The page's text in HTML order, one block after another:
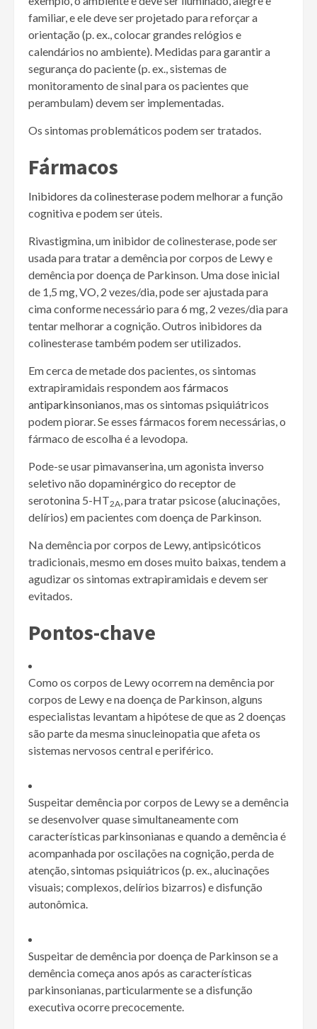
familiar, e ele deve ser projetado para reforçar a
orientação (p. ex., colocar grandes relógios e
calendários no ambiente). Medidas para garantir a
segurança do paciente (p. ex., sistemas de
monitoramento de sinal para os pacientes que
perambulam) devem ser implementadas.
Os sintomas problemáticos podem ser tratados.
Fármacos
Inibidores da colinesterasepodem melhorar a função
cognitiva e podem ser úteis.
Rivastigmina, um inibidor de colinesterase, pode ser
usada para tratar a demência por corpos de Lewy e
demência por doença de Parkinson. Uma dose inicial
de 1,5 mg, VO, 2 vezes/dia, pode ser ajustada para
cima conforme necessário para 6 mg, 2 vezes/dia para
tentar melhorar a cognição. Outros inibidores da
colinesterase também podem ser utilizados.
Em cerca de metade dos pacientes, os sintomas
extrapiramidais respondem aos fármacos
antiparkinsonianos , mas os sintomas psiquiátricos
podem piorar. Se esses fármacos forem necessárias, o
fármaco de escolha é a levodopa.
Pode-se usar pimavanserina, um agonista inverso
seletivo não dopaminérgico do receptor de
serotonina 5-HT2A , para tratar psicose (alucinações,
delírios) em pacientes com doença de Parkinson.
Na demência por corpos de Lewy, antipsicóticos
tradicionais, mesmo em doses muito baixas, tendem a
agudizar os sintomas extrapiramidais e devem ser
evitados.
Pontos-chave
Como os corpos de Lewy ocorrem na demência por
corpos de Lewy e na doença de Parkinson, alguns
especialistas levantam a hipótese de que as 2 doenças
são parte da mesma sinucleinopatia que afeta os
sistemas nervosos central e periférico.
Suspeitar demência por corpos de Lewy se a demência
se desenvolver quase simultaneamente com
características parkinsonianas e quando a demência é
acompanhada por oscilações na cognição, perda de
atenção, sintomas psiquiátricos (p. ex., alucinações
visuais; complexos, delírios bizarros) e disfunção
autonômica.
Suspeitar de demência por doença de Parkinson se a
demência começa anos após as características
parkinsonianas, particularmente se a disfunção
executiva ocorre precocemente.